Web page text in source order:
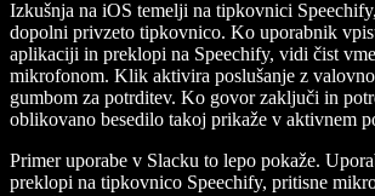
Izkušnja na iOS temelji na tipkovnici
dopolni privzeto tipkovnico. Ko uporabnik
aplikaciji in preklopi na Speechify, vidi čist
mikrofonom. Klik aktivira poslušanje z
gumbom za potrditev. Ko govor zaključi in
oblikovano besedilo takoj prikaže v aktivnem
Primer uporabe v Slacku to lepo pokaže.
preklopi na tipkovnico Speechify, pritisne